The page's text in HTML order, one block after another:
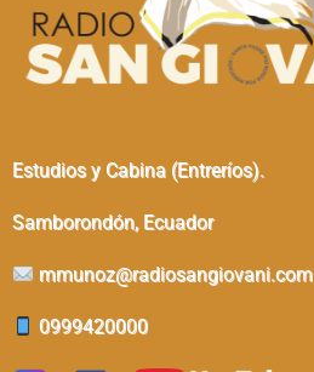
Estudios y Cabina (Entreríos).
Samborondón, Ecuador
mmunoz@radiosangiovani.com
0999420000